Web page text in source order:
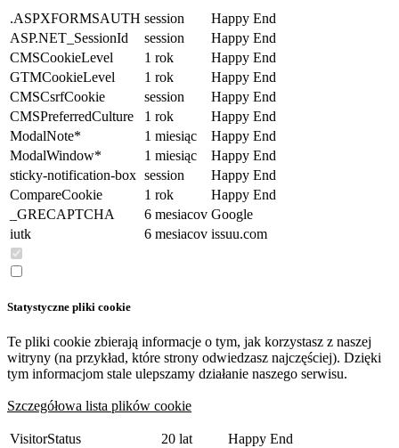
.ASPXFORMSAUTH session
Happy End
ASP.NET_SessionId
session
Happy End
CMSCookieLevel
1 rok
Happy End
GTMCookieLevel
1 rok
Happy End
CMSCsrfCookie
session
Happy End
CMSPreferredCulture
1 rok
Happy End
ModalNote*
1 miesiąc
Happy End
ModalWindow*
1 miesiąc
Happy End
sticky-notification-box session
Happy End
CompareCookie
1 rok
Happy End
_GRECAPTCHA
6 mesiacov Google
iutk
6 mesiacov issuu.com
Statystyczne pliki cookie
Te pliki cookie zbierają informacje o tym, jak korzystasz z naszej
witryny (na przykład, które strony odwiedzasz najczęściej). Dzięki
tym informacjom stale ulepszamy działanie naszego serwisu.
Szczegółowa lista plików cookie
VisitorStatus 20 lat
Happy End